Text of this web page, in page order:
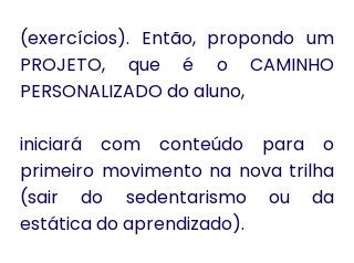
(exercícios). Então, propondo um
PROJETO, que é o CAMINHO
PERSONALIZADO do aluno,
iniciará com conteúdo para o
primeiro movimento na nova trilha
(sair do sedentarismo ou da
estática do aprendizado).